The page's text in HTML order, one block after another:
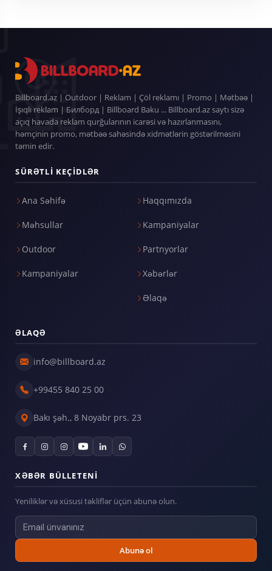
Billboard.az | Outdoor | Reklam | Çöl reklamı | Promo | Mətbəə |
İşıqlı reklam | Билборд | Billboard Baku ... Billboard.az saytı sizə
açıq havada reklam qurğularının icarəsi və hazırlanmasını,
həmçinin promo, mətbəə sahəsində xidmətlərin göstərilməsini
təmin edir.
SÜRƏTLI KEÇIDLƏR
Ana Səhifə
Məhsullar
Outdoor
Kampaniyalar
Haqqımızda
Kampaniyalar
Partnyorlar
Xəbərlər
Əlaqə
ƏLAQƏ
info@billboard.az
+99455 840 25 00
Bakı şəh., 8 Noyabr prs. 23
XƏBƏR BÜLLETENI
Yeniliklər və xüsusi təkliflər üçün abunə olun.
Abunə ol